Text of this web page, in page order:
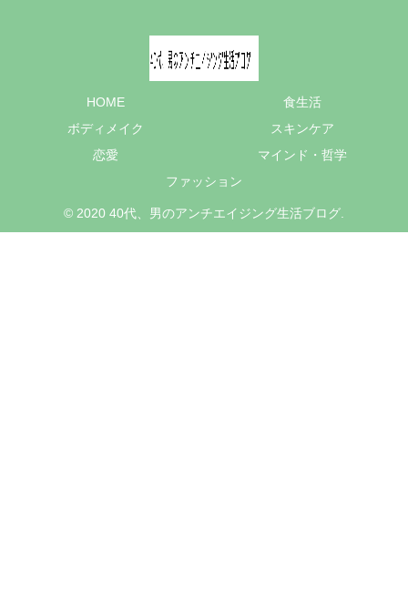
HOME
食生活
ボディメイク
スキンケア
恋愛
マインド・哲学
ファッション
© 2020 40代、男のアンチエイジング生活ブログ.